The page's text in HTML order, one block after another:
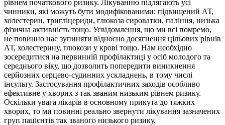
рівнем початкового ризику. Лікуванню підлягають усі
чинники, які можуть бути модифікованими: підвищений АТ,
холестерин, тригліцериди, глюкоза сироватки, паління, низька
фізична активність тощо. Усвідомлення, що ми всі помремо,
не повинно нас зупиняти відносно досягнення цільових рівнів
АТ, холестерину, глюкози у крові тощо. Нам необхідно
зосередитися на первинній профілактиці у осіб молодого та
середнього віку, що дозволить попередити виникнення
серйозних серцево-судинних ускладнень, в тому числі
інсульту. Застосування профілактичних заходів особливо
ефективне у хворих з так званим низьким рівнем ризику.
Оскільки увага лікарів в основному прикута до тяжких
хворих, то ми повинні реально звернути лікування зазначених
груп пацієнтів так званого низького ризику.